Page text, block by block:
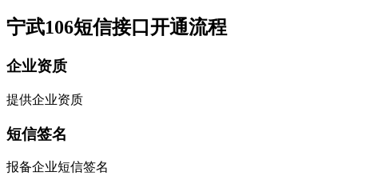
宁武106短信接口开通流程
企业资质
提供企业资质
短信签名
报备企业短信签名